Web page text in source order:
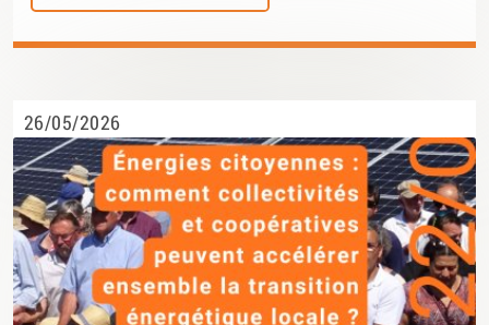
26/05/2026